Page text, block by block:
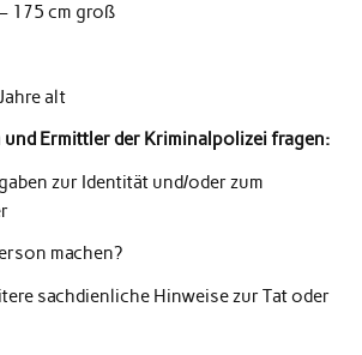
cm groß
alt
und Ermittler der Kriminalpolizei fragen:
zur Identität und/oder zum
machen?
sachdienliche Hinweise zur Tat oder